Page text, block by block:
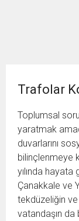
Trafolar
Toplumsal
yaratmak
duvarlarını
bilinçlenmeye
yılında hayata
Çanakkale ve
tekdüzeliğin ve
vatandaşın